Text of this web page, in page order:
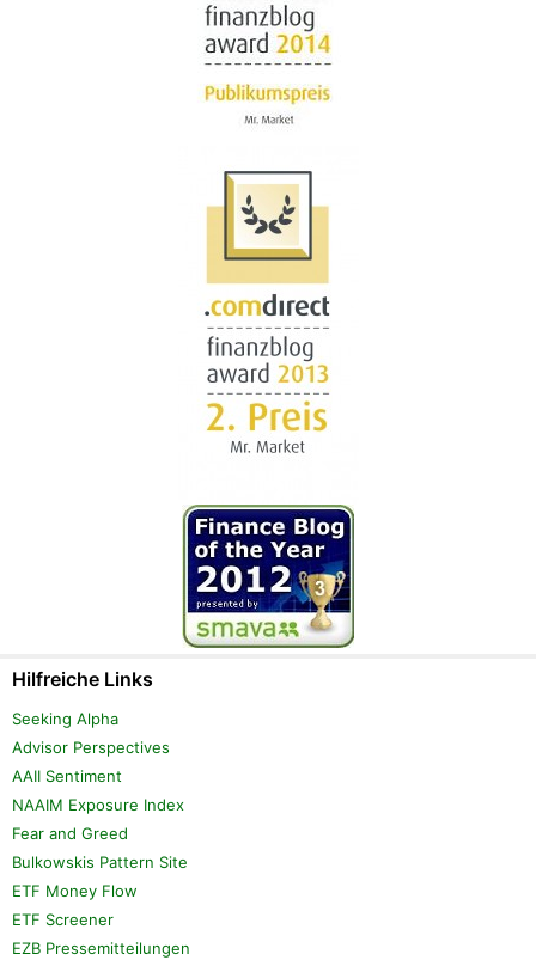
Hilfreiche Links
Seeking Alpha
Advisor Perspectives
AAII Sentiment
NAAIM Exposure Index
Fear and Greed
Bulkowskis Pattern Site
ETF Money Flow
ETF Screener
EZB Pressemitteilungen